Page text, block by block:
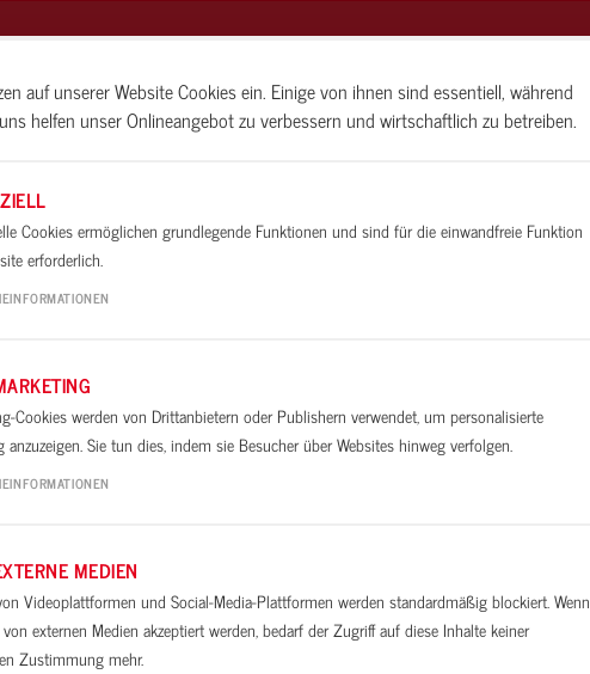
auf unserer Website Cookies ein. Einige von ihnen sind essentiell, während
helfen unser Onlineangebot zu verbessern und wirtschaftlich zu betreiben.
Cookies ermöglichen grundlegende Funktionen und sind für die einwandfreie Funktion
erforderlich.
Cookies werden von Drittanbietern oder Publishern verwendet, um personalisierte
anzuzeigen. Sie tun dies, indem sie Besucher über Websites hinweg verfolgen.
MEDIEN
Videoplattformen und Social-Media-Plattformen werden standardmäßig blockiert. Wenn
externen Medien akzeptiert werden, bedarf der Zugriff auf diese Inhalte keiner
Zustimmung mehr.
Montagekleber FESTER HALT SOCKELKLEBER
SOCKELKLEBER
für Sockelleisten aus Holz und Kunststoff.
Beim Klick werden ggf. persönliche Daten an
Video von YouTube laden